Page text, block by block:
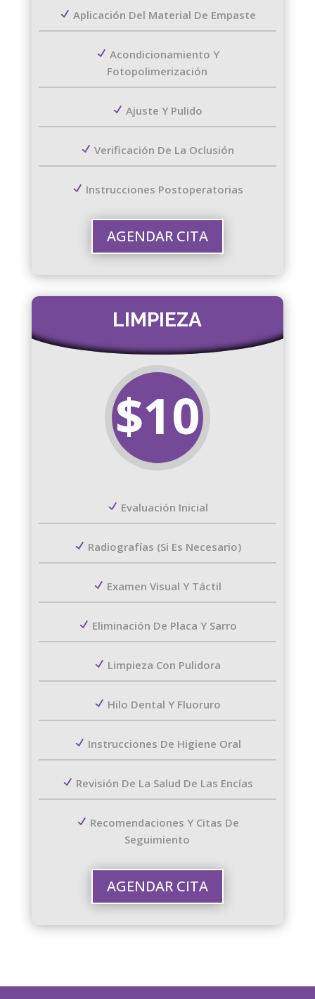
Aplicación Del Material De Empaste
Acondicionamiento Y
Fotopolimerización
Ajuste Y Pulido
Verificación De La Oclusión
Instrucciones Postoperatorias
AGENDAR CITA
LIMPIEZA
$10
Evaluación Inicial
Radiografías (si Es Necesario)
Examen Visual Y Táctil
Eliminación De Placa Y Sarro
Limpieza Con Pulidora
Hilo Dental Y Fluoruro
Instrucciones De Higiene Oral
Revisión De La Salud De Las Encías
Recomendaciones Y Citas De
Seguimiento
AGENDAR CITA